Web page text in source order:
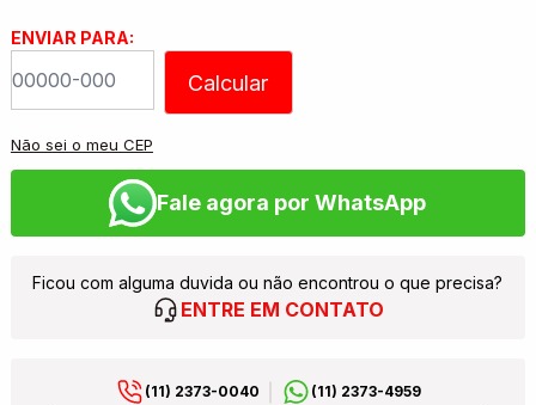
ENVIAR PARA:
Calcular
Não sei o meu CEP
Fale agora por WhatsApp
Ficou com alguma duvida ou não encontrou o que precisa?
ENTRE EM CONTATO
(11) 2373-0040
(11) 2373-4959